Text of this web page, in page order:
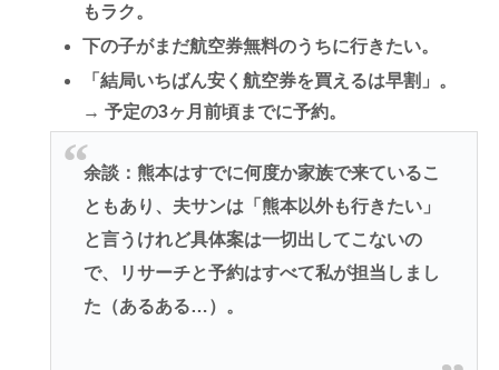
もラク。
下の子がまだ航空券無料のうちに行きたい。
「結局いちばん安く航空券を買えるは早割 」。
→ 予定の3ヶ月前頃までに予約。
余談：熊本はすでに何度か家族で来ているこ
ともあり、夫サンは「熊本以外も行きたい」
と言うけれど具体案は一切出してこないの
で、リサーチと予約はすべて私が担当しまし
た（あるある…）。